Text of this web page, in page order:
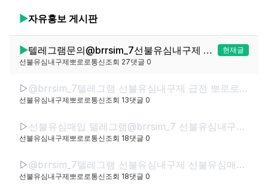
▶자유홍보 게시판
▶ 텔레그램문의@brrsim_7선불유심내구제 선불유심매입 뽀로로통신 급전 연체자30만원소액 바로소액급전 선불유심구매 바로신불급전가능https://brrsim77.isweb.co.kr
현재글
선불유심내구제뽀로로통신조회 27댓글 0
▷ @brrsim_7텔레그램 선불유심내구제 급전 뽀로로통신 선불유심매입 선불유심현금화하는업체 선불유심구매 간편무서류소액급전
선불유심내구제뽀로로통신조회 13댓글 0
▷ 선불유심매입 텔레그램@brrsim_7 선불유심내구제 뽀로로통신 바로소액내구제급전 선불유심구매 급전 선불유심매입 바로소액급전 무서류무방문급전
선불유심내구제뽀로로통신조회 18댓글 0
▷ @brrsim_7텔레그램 선불유심내구제 선불유심매입 선불폰내구제 뽀로로통신 급전 선불유심현금화하는업체 선불유심구매 무직신불자소액급전
선불유심내구제뽀로로통신조회 18댓글 0